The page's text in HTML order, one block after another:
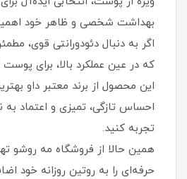
بهداشت شخصی و ظاهر خود
اگر به دنبال دئودورانتی قوی،
که در عین عملکرد بالا، برای
این محصول از برند معتبر داو
تجربه کنید.
همین حالا از فروشگاه مه‌ روشو
حرفه‌ای را به روتین روزانه خود